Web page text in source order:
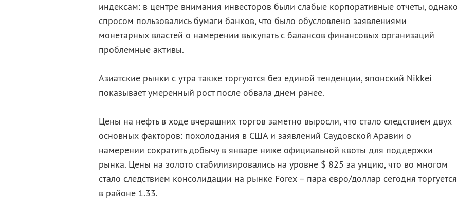
индексам: в центре внимания инвесторов были слабые корпоративные отчеты, однако
спросом пользовались бумаги банков, что было обусловлено заявлениями
монетарных властей о намерении выкупать с балансов финансовых организаций
проблемные активы.
Азиатские рынки с утра также торгуются без единой тенденции, японский Nikkei
показывает умеренный рост после обвала днем ранее.
Цены на нефть в ходе вчерашних торгов заметно выросли, что стало следствием двух
основных факторов: похолодания в США и заявлений Саудовской Аравии о
намерении сократить добычу в январе ниже официальной квоты для поддержки
рынка. Цены на золото стабилизировались на уровне $ 825 за унцию, что во многом
стало следствием консолидации на рынке Forex – пара евро/доллар сегодня торгуется
в районе 1.33.